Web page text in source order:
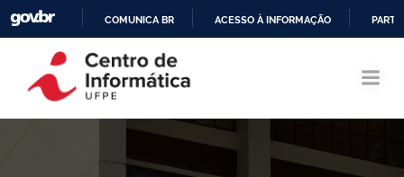
CONTEÚDO
COMUNICA BR ACESSO À INFORMAÇÃO